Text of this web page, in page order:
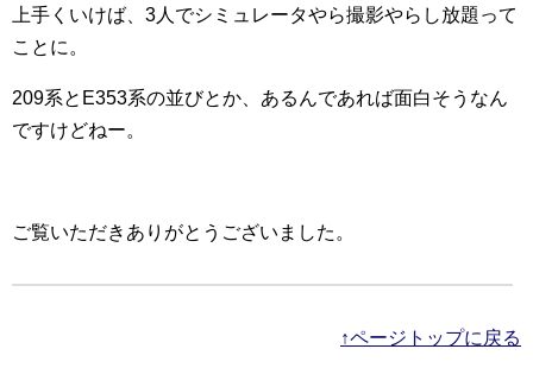
上手くいけば、3人でシミュレータやら撮影やらし放題って
ことに。
209系とE353系の並びとか、あるんであれば面白そうなん
ですけどねー。
ご覧いただきありがとうございました。
↑ページトップに戻る